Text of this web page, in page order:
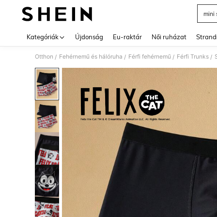
mini
Kategóriák Újdonság Eu-raktár Női ruházat
Otthon / Fehérnemű és hálóruha / Férfi fehérnemű / Férfi Trunks /